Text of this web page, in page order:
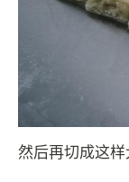
然后再切成这样